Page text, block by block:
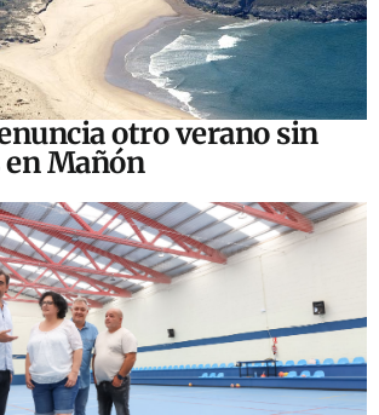
otro verano sin
Mañón